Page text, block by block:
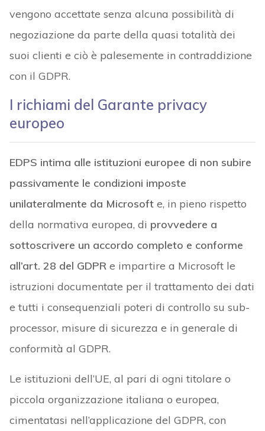
vengono accettate senza alcuna possibilità di
negoziazione da parte della quasi totalità dei
suoi clienti e ciò è palesemente in contraddizione
con il GDPR.
I richiami del Garante privacy
europeo
EDPS intima alle istituzioni europee di non subire
passivamente le condizioni imposte
unilateralmente da Microsofte, in pieno rispetto
della normativa europea, di provvedere a
sottoscrivere un accordo completo e conforme
all’art. 28 del GDPRe impartire a Microsoft le
istruzioni documentate per il trattamento dei dati
e tutti i consequenziali poteri di controllo su sub-
processor, misure di sicurezza e in generale di
conformità al GDPR.
Le istituzioni dell’UE, al pari di ogni titolare o
piccola organizzazione italiana o europea,
cimentatasi nell’applicazione del GDPR, con